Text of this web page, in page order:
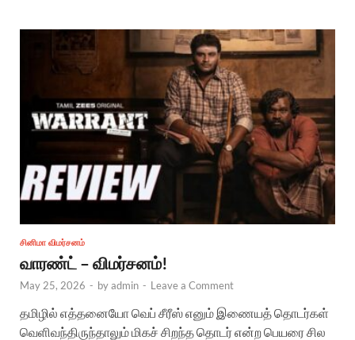
சினிமா விமர்சனம்
வாரண்ட் – விமர்சனம்!
May 25, 2026 - byadmin - Leave a Comment
தமிழில் எத்தனையோ வெப் சீரீஸ் எனும் இணையத் தொடர்கள்
வெளிவந்திருந்தாலும் மிகச் சிறந்த தொடர் என்ற பெயரை சில